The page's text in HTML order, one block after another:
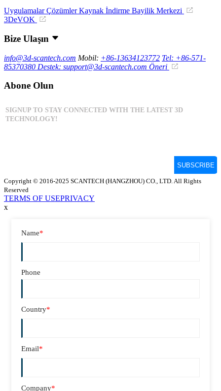
UygulamalarÇözümlerKaynak İndirme Bayilik Merkezi
3DeVOK
Bize Ulaşın
info@3d-scantech.com Mobil: +86-13634123772 Tel: +86-571-
85370380 Destek: support@3d-scantech.com Öneri
Abone Olun
Copyright © 2016-2025 SCANTECH (HANGZHOU) CO., LTD. All Rights
Reserved
TERMS OF USEPRIVACY
x
Name*
Phone
Country*
Email*
Company*